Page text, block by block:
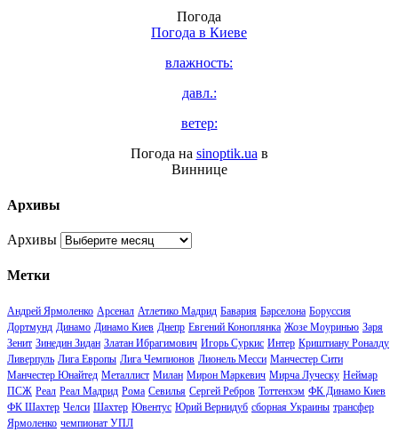
Погода
Погода в Киеве
влажность:
давл.:
ветер:
Погода на sinoptik.ua в
Виннице
Архивы
Архивы
Метки
Андрей Ярмоленко Арсенал Атлетико Мадрид Бавария Барселона Боруссия
Дортмунд Динамо Динамо Киев Днепр Евгений Коноплянка Жозе Моуринью Заря
Зенит Зинедин Зидан Златан Ибрагимович Игорь Суркис Интер Криштиану Роналду
Ливерпуль Лига Европы Лига Чемпионов Лионель Месси Манчестер Сити
Манчестер Юнайтед Металлист Милан Мирон Маркевич Мирча Луческу Неймар
ПСЖ Реал Реал Мадрид Рома Севилья Сергей Ребров Тоттенхэм ФК Динамо Киев
ФК Шахтер Челси Шахтер Ювентус Юрий Вернидуб сборная Украины трансфер
Ярмоленко чемпионат УПЛ